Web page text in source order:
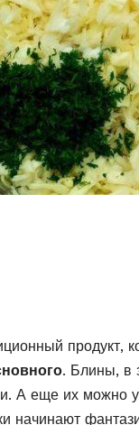
продукт,
. Блины, в
А еще их можно
начинают